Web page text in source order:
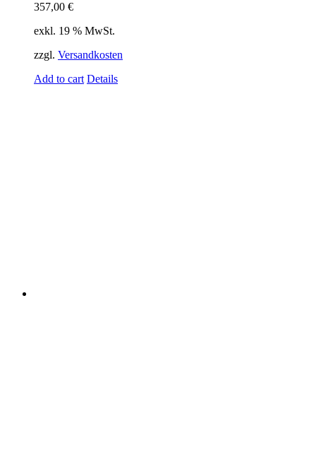
357,00 €
exkl. 19 % MwSt.
zzgl. Versandkosten
Add to cart Details